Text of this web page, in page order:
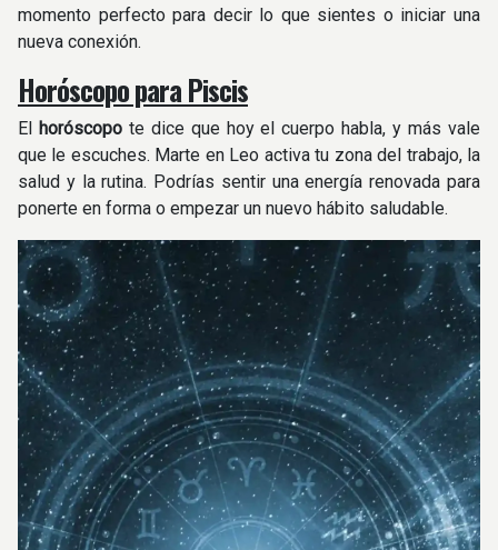
momento perfecto para decir lo que sientes o iniciar una
nueva conexión.
Horóscopo para Piscis
El horóscopote dice que hoy el cuerpo habla, y más vale
que le escuches. Marte en Leo activa tu zona del trabajo, la
salud y la rutina. Podrías sentir una energía renovada para
ponerte en forma o empezar un nuevo hábito saludable.